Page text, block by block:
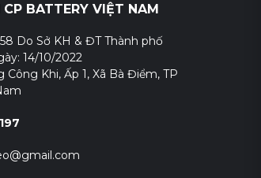
BATTERY VIỆT NAM
Do Sở KH & ĐT Thành phố
14/10/2022
Khi, Ấp 1, Xã Bà Điểm, TP